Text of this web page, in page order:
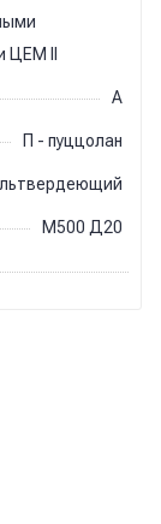
ЦЕМ II
A
П - пуццолан
М500 Д20